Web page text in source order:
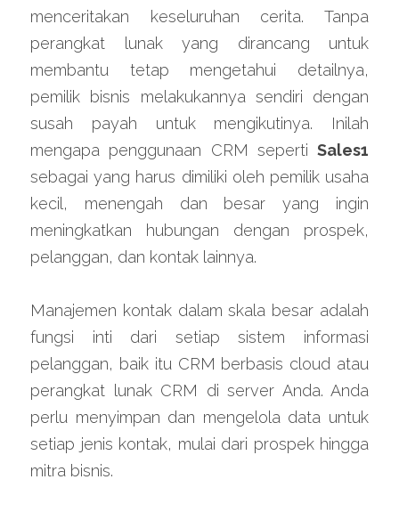
menceritakan keseluruhan cerita. Tanpa
perangkat lunak yang dirancang untuk
membantu tetap mengetahui detailnya,
pemilik bisnis melakukannya sendiri dengan
susah payah untuk mengikutinya. Inilah
mengapa penggunaan CRM seperti Sales1
sebagai yang harus dimiliki oleh pemilik usaha
kecil, menengah dan besar yang ingin
meningkatkan hubungan dengan prospek,
pelanggan, dan kontak lainnya.
Manajemen kontak dalam skala besar adalah
fungsi inti dari setiap sistem informasi
pelanggan, baik itu CRM berbasis cloud atau
perangkat lunak CRM di server Anda. Anda
perlu menyimpan dan mengelola data untuk
setiap jenis kontak, mulai dari prospek hingga
mitra bisnis.